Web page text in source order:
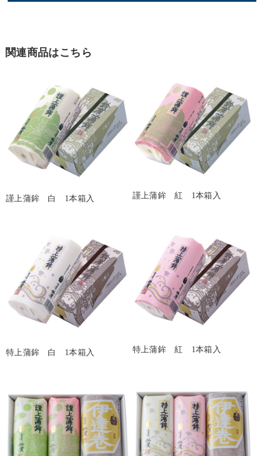
関連商品はこちら
謹上蒲鉾 白 1本箱入 謹上蒲鉾 紅 1本箱入
特上蒲鉾 白 1本箱入 特上蒲鉾 紅 1本箱入